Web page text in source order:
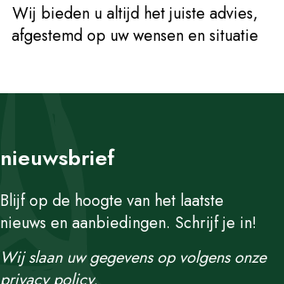
Wij bieden u altijd het juiste advies,
afgestemd op uw wensen en situatie
nieuwsbrief
Blijf op de hoogte van het laatste
nieuws en aanbiedingen. Schrijf je in!
Wij slaan uw gegevens op volgens onze
privacy policy.